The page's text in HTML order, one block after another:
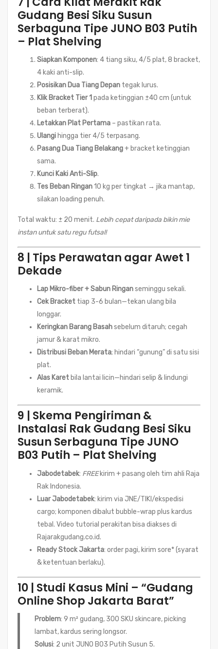
Gudang Besi Siku Susun
Serbaguna Tipe JUNO B03 Putih
– Plat Shelving
Siapkan Komponen: 4 tiang siku, 4/5 plat, 8 bracket,
4 kaki anti-slip.
Posisikan Dua Tiang Depan tegak lurus.
Klik Bracket Tier 1 pada ketinggian ±40 cm (untuk
beban terberat).
Letakkan Plat Pertama – pastikan rata.
Ulangi hingga tier 4/5 terpasang.
Pasang Dua Tiang Belakang+ bracket ketinggian
sama.
Kunci Kaki Anti-Slip.
Tes Beban Ringan10 kg per tingkat → jika mantap,
silakan loading penuh.
Total waktu: ± 20 menit. Lebih cepat daripada bikin mie
instan untuk satu regu futsal!
8 | Tips Perawatan agar Awet 1
Dekade
Lap Mikro-fiber + Sabun Ringanseminggu sekali.
Cek Bracket tiap 3-6 bulan—tekan ulang bila
longgar.
Keringkan Barang Basahsebelum ditaruh; cegah
jamur & karat mikro.
Distribusi Beban Merata; hindari “gunung” di satu sisi
plat.
Alas Karet bila lantai licin—hindari selip & lindungi
keramik.
9 | Skema Pengiriman &
Instalasi Rak Gudang Besi Siku
Susun Serbaguna Tipe JUNO
B03 Putih – Plat Shelving
Jabodetabek: FREEkirim + pasang oleh tim ahli Raja
Rak Indonesia.
Luar Jabodetabek: kirim via JNE/TIKI/ekspedisi
cargo; komponen dibalut bubble-wrap plus kardus
tebal. Video tutorial perakitan bisa diakses di
Rajarakgudang.co.id.
Ready Stock Jakarta: order pagi, kirim sore* (syarat
& ketentuan berlaku).
10 | Studi Kasus Mini – “Gudang
Online Shop Jakarta Barat”
Problem: 9 m² gudang, 300 SKU skincare, picking
lambat, kardus sering longsor.
Solusi: 2 unit JUNO B03 Putih Susun 5.